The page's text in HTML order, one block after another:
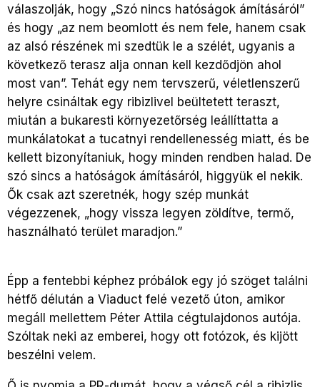
válaszolják, hogy „Szó nincs hatóságok ámításáról”
és hogy „az nem beomlott és nem fele, hanem csak
az alsó részének mi szedtük le a szélét, ugyanis a
következő terasz alja onnan kell kezdődjön ahol
most van”. Tehát egy nem tervszerű, véletlenszerű
helyre csináltak egy ribizlivel beültetett teraszt,
miután a bukaresti környezetőrség leállíttatta a
munkálatokat a tucatnyi rendellenesség miatt, és be
kellett bizonyítaniuk, hogy minden rendben halad. De
szó sincs a hatóságok ámításáról, higgyük el nekik.
Ők csak azt szeretnék, hogy szép munkát
végezzenek, „hogy vissza legyen zöldítve, termő,
használható terület maradjon.”
Épp a fentebbi képhez próbálok egy jó szöget találni
hétfő délután a Viaduct felé vezető úton, amikor
megáll mellettem Péter Attila cégtulajdonos autója.
Szóltak neki az emberei, hogy ott fotózok, és kijött
beszélni velem.